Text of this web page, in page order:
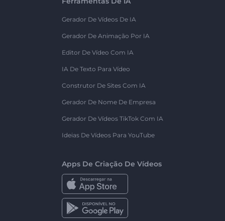
Gerador De Vídeos De IA
Gerador De Animação Por IA
Editor De Vídeo Com IA
IA De Texto Para Vídeo
Construtor De Sites Com IA
Gerador De Nome De Empresa
Gerador De Vídeos TikTok Com IA
Ideias De Vídeos Para YouTube
Apps De Criação De Vídeos